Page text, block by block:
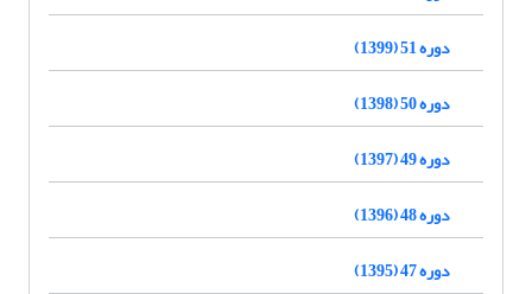
دوره 51 (1399)
دوره 50 (1398)
دوره 49 (1397)
دوره 48 (1396)
دوره 47 (1395)